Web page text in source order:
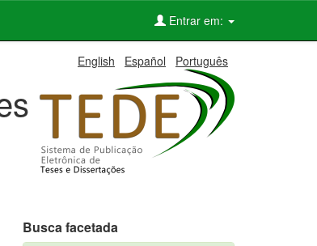
Entrar em:
English Español Português
Busca facetada